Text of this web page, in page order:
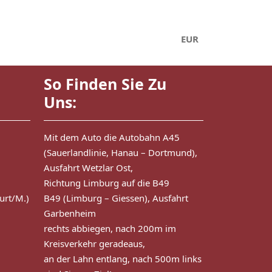
EUR
M.)
So Finden Sie Zu
Uns:
Mit dem Auto die Autobahn A45
(Sauerlandlinie, Hanau – Dortmund),
Ausfahrt Wetzlar Ost,
Richtung Limburg auf die B49
B49 (Limburg – Giessen), Ausfahrt
Garbenheim
rechts abbiegen, nach 200m im
Kreisverkehr geradeaus,
an der Lahn entlang, nach 500m links